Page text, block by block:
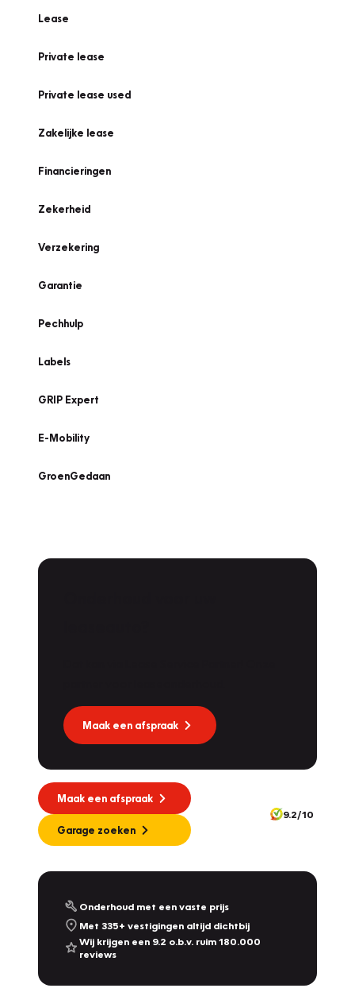
Lease
Private lease
Private lease used
Zakelijke lease
Financieringen
Zekerheid
Verzekering
Garantie
Pechhulp
Labels
GRIP Expert
E-Mobility
GroenGedaan
Maak een afspraak
Maak een afspraak
Garage zoeken
9.2/10
Onderhoud met een vaste prijs
Met 335+ vestigingen altijd dichtbij
Wij krijgen een 9.2 o.b.v. ruim 180.000
reviews